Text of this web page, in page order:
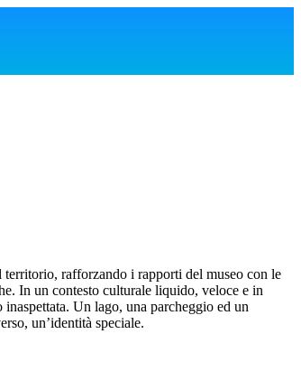
rafforzando i rapporti del museo con le
In un contesto culturale liquido, veloce e in
Un lago, una parcheggio ed un
un’identità speciale.